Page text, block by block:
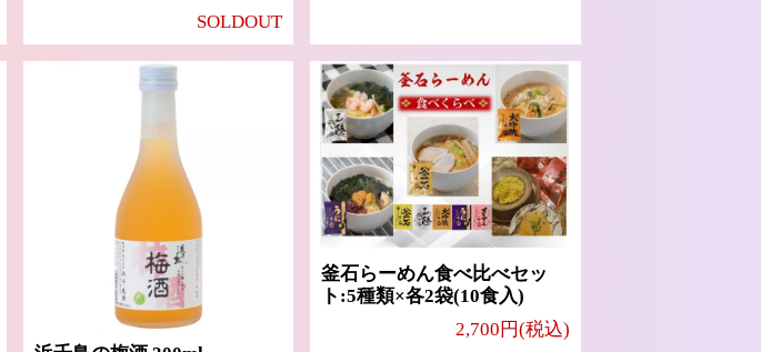
SOLDOUT
釜石らーめん食べ比べセッ
ト:5種類×各2袋(10食入)
2,700円(税込)